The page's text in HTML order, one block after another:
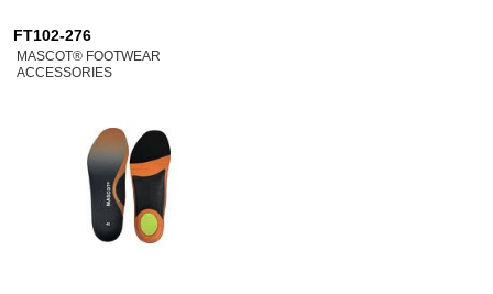
FT102-276
MASCOT® FOOTWEAR
ACCESSORIES